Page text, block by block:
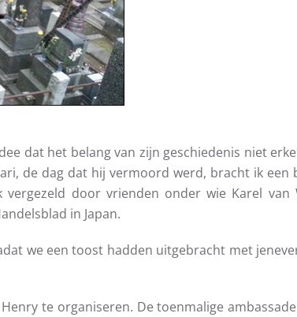
dat het belang van zijn geschiedenis niet
de dag dat hij vermoord werd, bracht ik een
door vrienden onder wie Karel van
in Japan.
we een toost hadden uitgebracht met
te organiseren. De toenmalige